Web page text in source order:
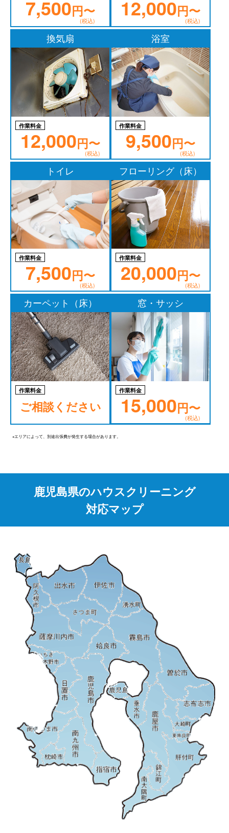
7,500円〜
(税込) 12,000円〜
(税込)
換気扇
作業料金
12,000円〜
(税込)
浴室
作業料金
9,500円〜
(税込)
トイレ
作業料金
7,500円〜
(税込)
フローリング（床）
作業料金
20,000円〜
(税込)
カーペット（床）
作業料金
ご相談ください
窓・サッシ
作業料金
15,000円〜
(税込)
※エリアによって、別途出張費が発生する場合があります。
鹿児島県のハウスクリーニング
対応マップ